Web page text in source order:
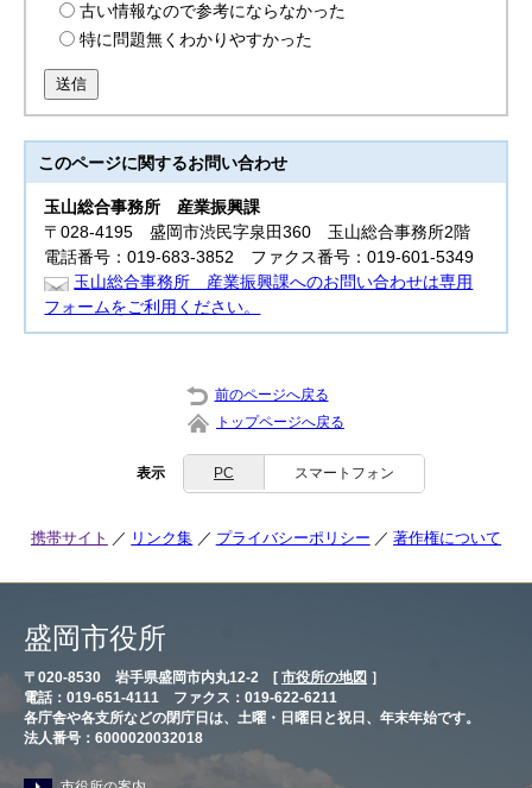
古い情報なので参考にならなかった
特に問題無くわかりやすかった
送信
このページに関するお問い合わせ
玉山総合事務所産業振興課
〒028-4195 盛岡市渋民字泉田360 玉山総合事務所2階
電話番号：019-683-3852 ファクス番号：019-601-5349
玉山総合事務所 産業振興課へのお問い合わせは専用
フォームをご利用ください。
前のページへ戻る
トップページへ戻る
表示 PC スマートフォン
携帯サイト リンク集 プライバシーポリシー 著作権について
盛岡市役所
〒020-8530 岩手県盛岡市内丸12-2 [ 市役所の地図 ］
電話：019-651-4111 ファクス：019-622-6211
各庁舎や各支所などの閉庁日は、土曜・日曜日と祝日、年末年始です。
法人番号：6000020032018